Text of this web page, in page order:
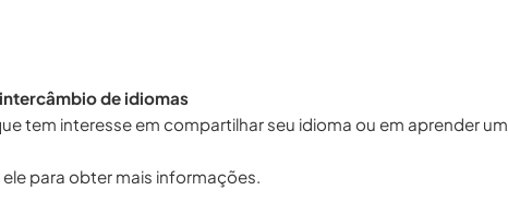
de idiomas
tem interesse em compartilhar seu idioma ou em aprender um
para obter mais informações.